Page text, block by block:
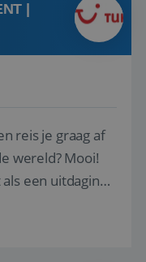
|
reis je graag af
wereld? Mooi!
een uitdaging
de perfecte